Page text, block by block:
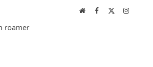
WebsiteFacebook Instagram
roamer